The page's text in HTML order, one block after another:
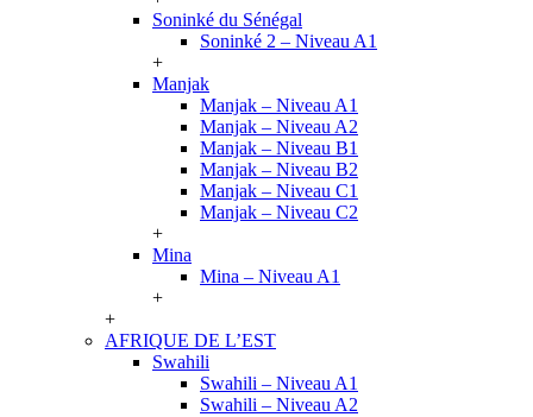
Soninké du Sénégal
Soninké 2 – Niveau A1
+
Manjak
Manjak – Niveau A1
Manjak – Niveau A2
Manjak – Niveau B1
Manjak – Niveau B2
Manjak – Niveau C1
Manjak – Niveau C2
+
Mina
Mina – Niveau A1
+
+
AFRIQUE DE L’EST
Swahili
Swahili – Niveau A1
Swahili – Niveau A2